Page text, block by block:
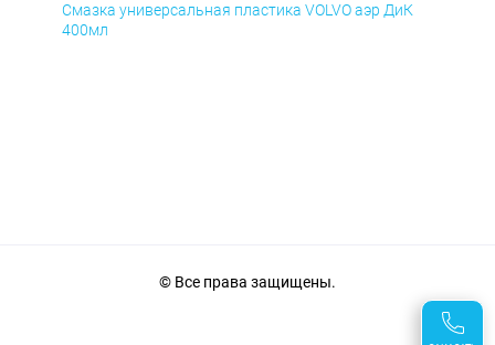
Смазка универсальная пластика VOLVO аэр ДиК
400мл
© Все права защищены.